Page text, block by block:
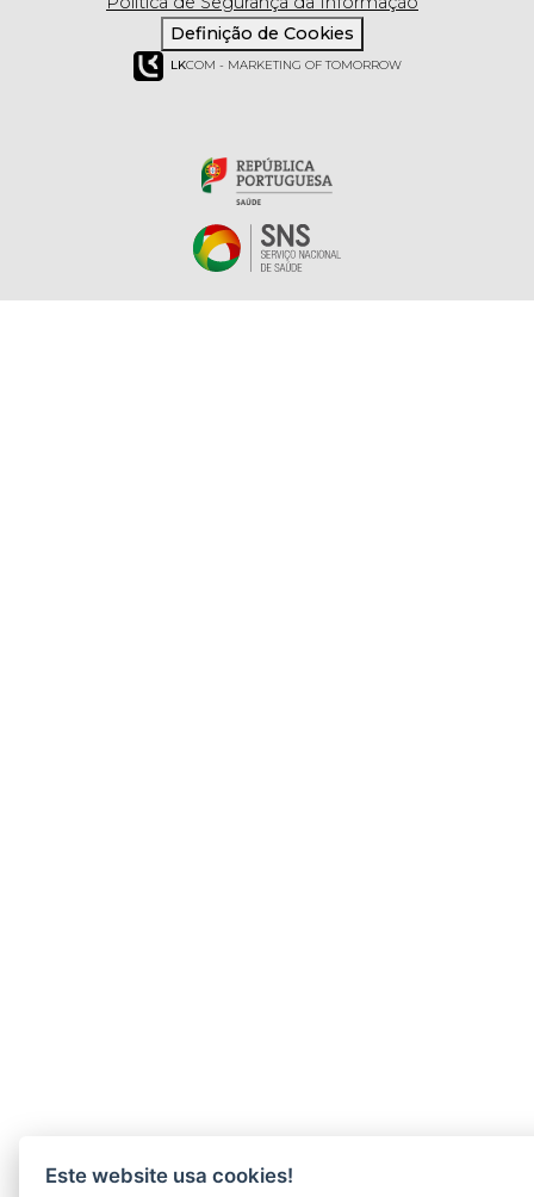
Definição de Cookies
LKCOM - MARKETING OF TOMORROW
Este website usa cookies!